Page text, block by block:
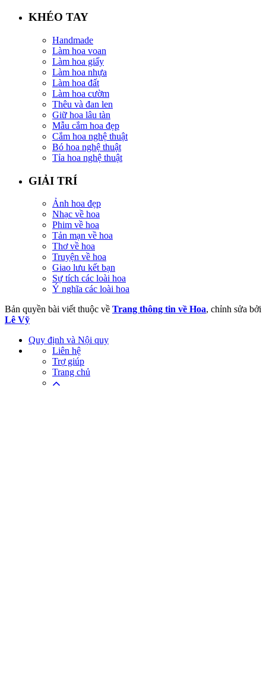
KHÉO TAY
Handmade
Làm hoa voan
Làm hoa giấy
Làm hoa nhựa
Làm hoa đất
Làm hoa cườm
Thêu và đan len
Giữ hoa lâu tàn
Mẫu cắm hoa đẹp
Cắm hoa nghệ thuật
Bó hoa nghệ thuật
Tỉa hoa nghệ thuật
GIẢI TRÍ
Ảnh hoa đẹp
Nhạc về hoa
Phim về hoa
Tản mạn về hoa
Thơ về hoa
Truyện về hoa
Giao lưu kết bạn
Sự tích các loài hoa
Ý nghĩa các loài hoa
Bản quyền bài viết thuộc về Trang thông tin về Hoa, chỉnh sửa bởi
Lê Vỹ
Quy định và Nội quy
Liên hệ
Trợ giúp
Trang chủ